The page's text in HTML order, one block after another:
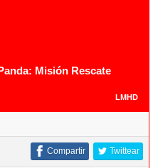
Misión Rescate
LMHD
Twittear
Compartir